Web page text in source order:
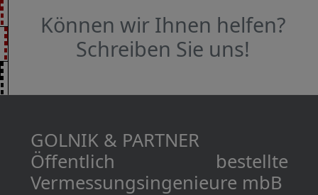
Können wir Ihnen helfen?
Schreiben Sie uns!
GOLNIK & PARTNER
Öffentlich bestellte
Vermessungs­­ingenieure mbB